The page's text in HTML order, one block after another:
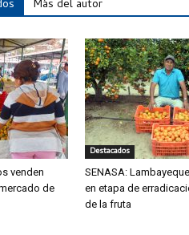
Más del autor
venden
de
Destacados
SENASA:
en etapa de
de la fruta